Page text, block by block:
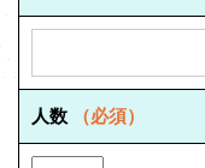
人数 （必須）